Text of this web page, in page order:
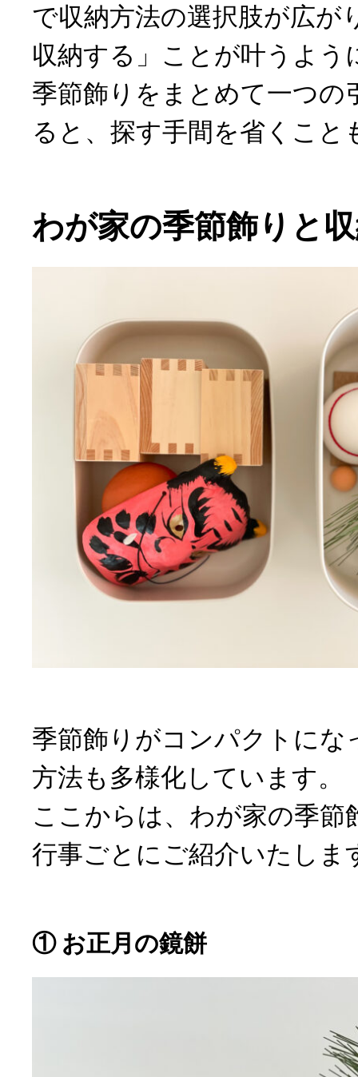
で収納方法の選択肢が広が
収納する」ことが叶うよう
季節飾りをまとめて一つの
ると、探す手間を省くこと
わが家の季節飾りと
季節飾りがコンパクトにな
方法も多様化しています。
ここからは、わが家の季節
行事ごとにご紹介いたしま
① お正月の鏡餅